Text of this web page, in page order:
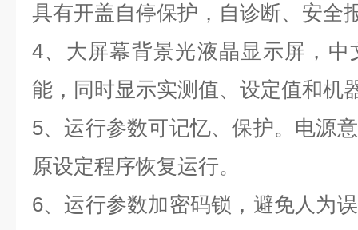
具有开盖自停保护，自诊断、安全
4、大屏幕背景光液晶显示屏，
能，同时显示实测值、设定值和机
5、运行参数可记忆、保护。电源
原设定程序恢复运行。
6、运行参数加密码锁，避免人为